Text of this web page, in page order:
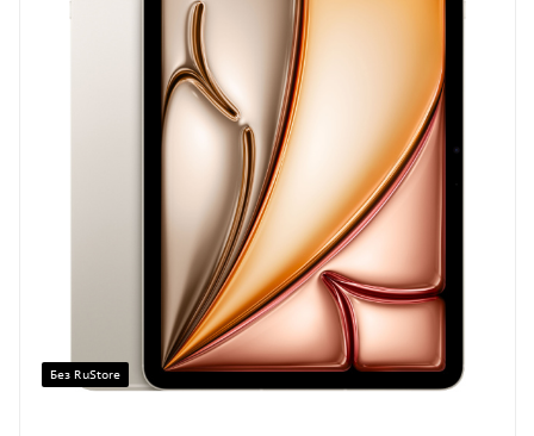
Без RuStore